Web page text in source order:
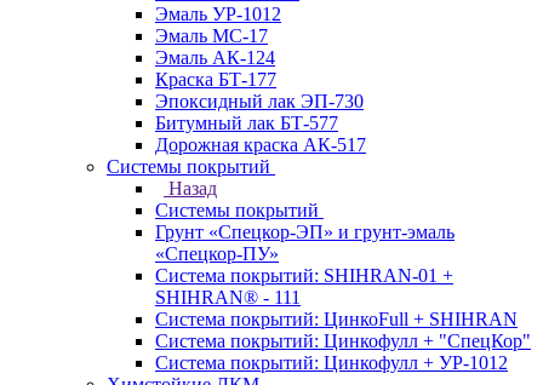
Эмаль УР-1012
Эмаль МС-17
Эмаль АК-124
Краска БТ-177
Эпоксидный лак ЭП-730
Битумный лак БТ-577
Дорожная краска АК-517
Системы покрытий
Назад
Системы покрытий
Грунт «Спецкор-ЭП» и грунт-эмаль
«Спецкор-ПУ»
Система покрытий: SHIHRAN-01 +
SHIHRAN® - 111
Система покрытий: ЦинкоFull + SHIHRAN
Система покрытий: Цинкофулл + "СпецКор"
Система покрытий: Цинкофулл + УР-1012